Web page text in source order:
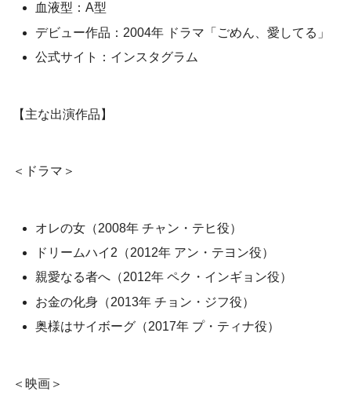
血液型：A型
デビュー作品：2004年 ドラマ「ごめん、愛してる」
公式サイト：インスタグラム
【主な出演作品】
＜ドラマ＞
オレの女（2008年 チャン・テヒ役）
ドリームハイ2（2012年 アン・テヨン役）
親愛なる者へ（2012年 ペク・インギョン役）
お金の化身（2013年 チョン・ジフ役）
奥様はサイボーグ（2017年 プ・ティナ役）
＜映画＞